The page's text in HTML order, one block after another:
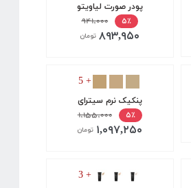
پودر صورت لیاویتو
۵٪
۹۴۱,۰۰۰
۸۹۳,۹۵۰ تومان
+ 5
پنکیک نرم سیترای
۵٪
۱,۱۵۵,۰۰۰
۱,۰۹۷,۲۵۰ تومان
+ 3